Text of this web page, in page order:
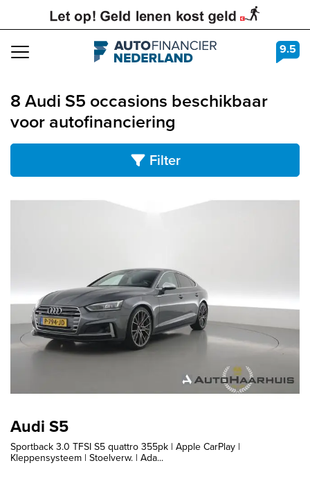
Navigation 9.5
8 Audi S5 occasions beschikbaar
voor autofinanciering
Filter
Audi S5
Sportback 3.0 TFSI S5 quattro 355pk | Apple CarPlay |
Kleppensysteem | Stoelverw. | Ada...